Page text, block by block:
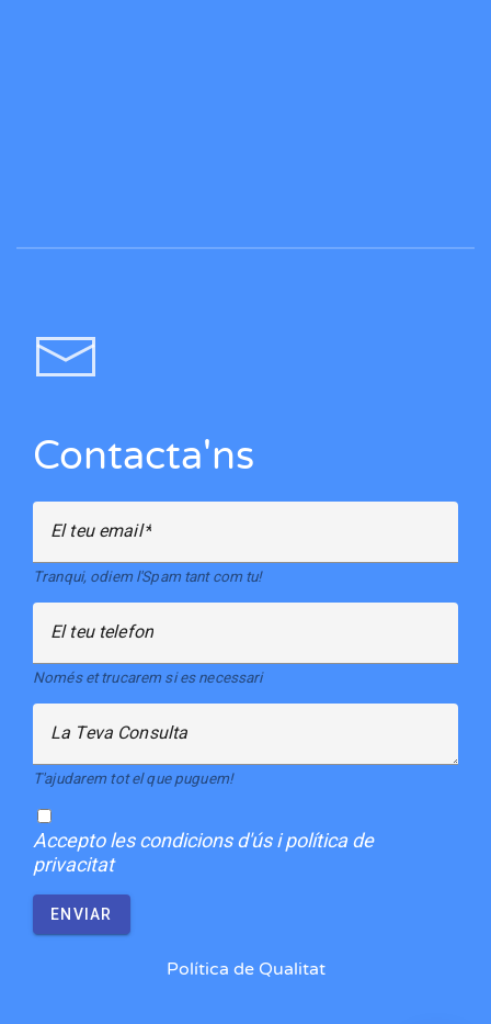
Contacta'ns
El teu email
Tranqui, odiem l'Spam tant com tu!
El teu telefon
Només et trucarem si es necessari
La Teva Consulta
T'ajudarem tot el que puguem!
Acceptoles condicions d'ús i política de
privacitat
ENVIAR
Política de Qualitat